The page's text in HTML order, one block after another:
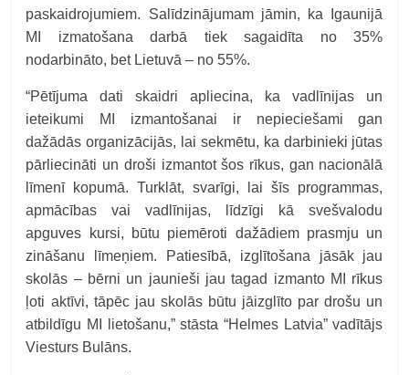
paskaidrojumiem. Salīdzinājumam jāmin, ka Igaunijā
MI izmatošana darbā tiek sagaidīta no 35%
nodarbināto, bet Lietuvā – no 55%.
“Pētījuma dati skaidri apliecina, ka vadlīnijas un
ieteikumi MI izmantošanai ir nepieciešami gan
dažādās organizācijās, lai sekmētu, ka darbinieki jūtas
pārliecināti un droši izmantot šos rīkus, gan nacionālā
līmenī kopumā. Turklāt, svarīgi, lai šīs programmas,
apmācības vai vadlīnijas, līdzīgi kā svešvalodu
apguves kursi, būtu piemēroti dažādiem prasmju un
zināšanu līmeņiem. Patiesībā, izglītošana jāsāk jau
skolās – bērni un jaunieši jau tagad izmanto MI rīkus
ļoti aktīvi, tāpēc jau skolās būtu jāizglīto par drošu un
atbildīgu MI lietošanu,” stāsta “Helmes Latvia” vadītājs
Viesturs Bulāns.